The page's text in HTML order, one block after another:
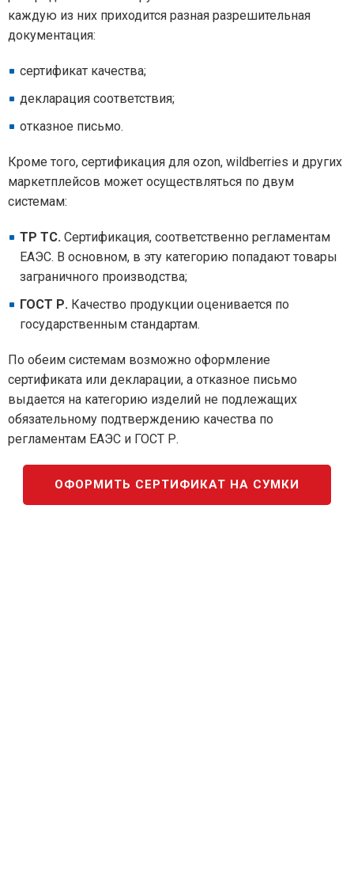
каждую из них приходится разная разрешительная
документация:
сертификат качества;
декларация соответствия;
отказное письмо.
Кроме того, сертификация для ozon, wildberries и других
маркетплейсов может осуществляться по двум
системам:
ТР ТС. Сертификация, соответственно регламентам
ЕАЭС. В основном, в эту категорию попадают товары
заграничного производства;
ГОСТ Р. Качество продукции оценивается по
государственным стандартам.
По обеим системам возможно оформление
сертификата или декларации, а отказное письмо
выдается на категорию изделий не подлежащих
обязательному подтверждению качества по
регламентам ЕАЭС и ГОСТ Р.
ОФОРМИТЬ СЕРТИФИКАТ НА СУМКИ